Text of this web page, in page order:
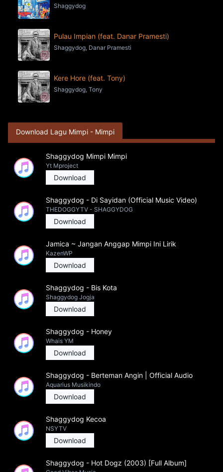
Shaggydog
Pulau Impian (feat. Danar Pramesti)
Shaggydog, Danar Pramesti
Kere Hore (feat. Tony)
Shaggydog, Tony
Download Lagu Mimpi - Mimpi
Shaggydog Mimpi Mimpi
Yt Mproject
Download
Shaggydog - Di Sayidan (Official Music Video)
THEDOGGYTV - SHAGGYDOG
Download
Jamica ~ Jangan Anggap Mimpi Ini Lirik
KazenWP
Download
Shaggydog - Bis Kota
Shaggydog Jogja
Download
Shaggydog - Honey
Whais YM
Download
Shaggydog - Berteman Angin | Official Audio
Aquarius Musikindo
Download
Shaggydog Kecoa
NSYTV
Download
Shaggydog - Hot Dogz (2003) [Full Album]